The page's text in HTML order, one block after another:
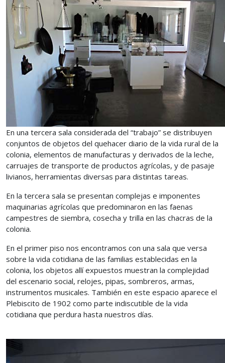
En una tercera sala considerada del “trabajo” se distribuyen
conjuntos de objetos del quehacer diario de la vida rural de la
colonia, elementos de manufacturas y derivados de la leche,
carruajes de transporte de productos agrícolas, y de pasaje
livianos, herramientas diversas para distintas tareas.
En la tercera sala se presentan complejas e imponentes
maquinarias agrícolas que predominaron en las faenas
campestres de siembra, cosecha y trilla en las chacras de la
colonia.
En el primer piso nos encontramos con una sala que versa
sobre la vida cotidiana de las familias establecidas en la
colonia, los objetos allí expuestos muestran la complejidad
del escenario social, relojes, pipas, sombreros, armas,
instrumentos musicales. También en este espacio aparece el
Plebiscito de 1902 como parte indiscutible de la vida
cotidiana que perdura hasta nuestros días.